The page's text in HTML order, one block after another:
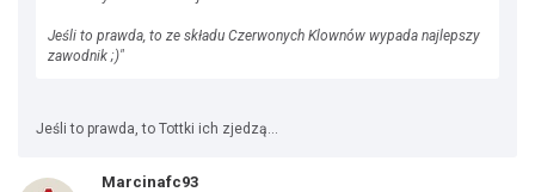
Jeśli to prawda, to ze składu Czerwonych Klownów wypada najlepszy
zawodnik ;)"
Jeśli to prawda, to Tottki ich zjedzą...
Marcinafc93